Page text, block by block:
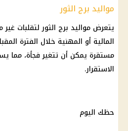
مواليد برج الثور
يتعرض مواليد برج الثورلتقلبات
المالية أو المهنية خلال الفترة
مستقرة يمكن أن تتغير فجأة، مما
الاستقرار.
حظك اليوم